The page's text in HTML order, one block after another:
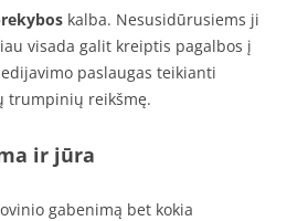
kalba. Nesusidūrusiems ji
visada galit kreiptis pagalbos į
paslaugas teikianti
trumpinių reikšmę.
ir jūra
gabenimą bet kokia